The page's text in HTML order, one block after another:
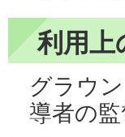
利用上
グラウ
導者の